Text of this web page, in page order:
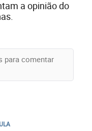
a opinião do